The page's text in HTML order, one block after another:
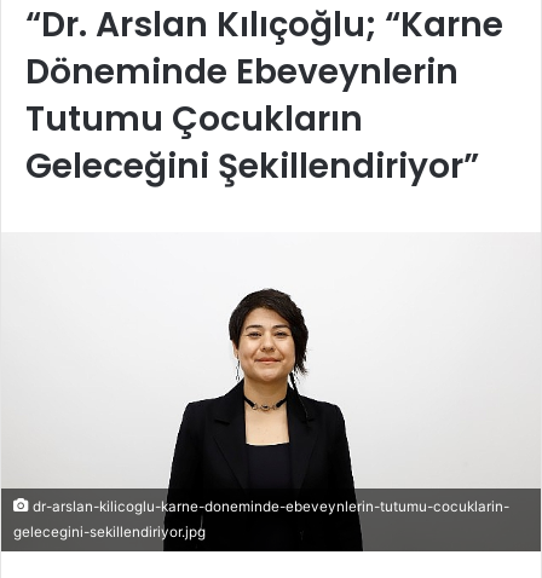
“Dr. Arslan Kılıçoğlu; “Karne
Döneminde Ebeveynlerin
Tutumu Çocukların
Geleceğini Şekillendiriyor”
dr-arslan-kilicoglu-karne-doneminde-ebeveynlerin-tutumu-cocuklarin-
gelecegini-sekillendiriyor.jpg